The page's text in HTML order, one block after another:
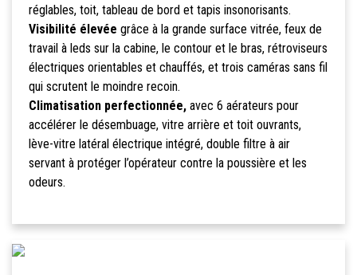
réglables, toit, tableau de bord et tapis insonorisants.
Visibilité élevée grâce à la grande surface vitrée, feux de
travail à leds sur la cabine, le contour et le bras, rétroviseurs
électriques orientables et chauffés, et trois caméras sans fil
qui scrutent le moindre recoin.
Climatisation perfectionnée,avec 6 aérateurs pour
accélérer le désembuage, vitre arrière et toit ouvrants,
lève-vitre latéral électrique intégré, double filtre à air
servant à protéger l’opérateur contre la poussière et les
odeurs.